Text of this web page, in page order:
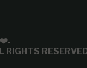
❤️.